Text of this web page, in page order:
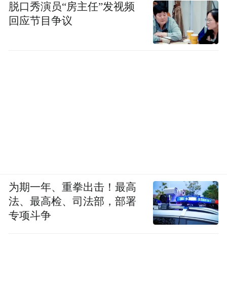
脱口秀演员“房主任”发视频
回应节目争议
为期一年、重拳出击！最高
法、最高检、司法部，部署
专项斗争